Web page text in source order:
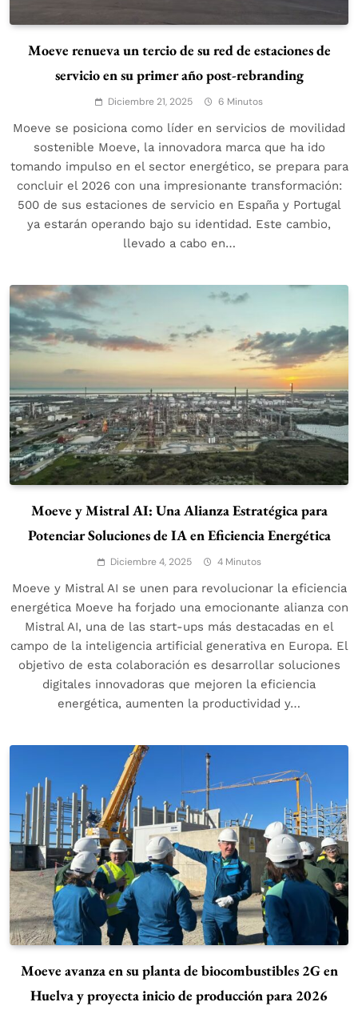
Moeve renueva un tercio de su red de estaciones de
servicio en su primer año post-rebranding
Diciembre 21, 2025 6 Minutos
Moeve se posiciona como líder en servicios de movilidad
sostenible Moeve, la innovadora marca que ha ido
tomando impulso en el sector energético, se prepara para
concluir el 2026 con una impresionante transformación:
500 de sus estaciones de servicio en España y Portugal
ya estarán operando bajo su identidad. Este cambio,
llevado a cabo en…
Moeve y Mistral AI: Una Alianza Estratégica para
Potenciar Soluciones de IA en Eficiencia Energética
Diciembre 4, 2025 4 Minutos
Moeve y Mistral AI se unen para revolucionar la eficiencia
energética Moeve ha forjado una emocionante alianza con
Mistral AI, una de las start-ups más destacadas en el
campo de la inteligencia artificial generativa en Europa. El
objetivo de esta colaboración es desarrollar soluciones
digitales innovadoras que mejoren la eficiencia
energética, aumenten la productividad y…
Moeve avanza en su planta de biocombustibles 2G en
Huelva y proyecta inicio de producción para 2026